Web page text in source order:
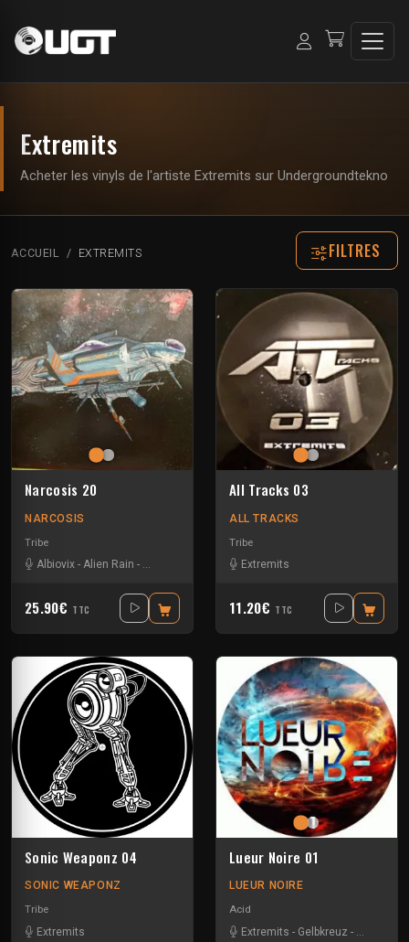
Extremits
Acheter les vinyls de l'artiste Extremits sur Undergroundtekno
ACCUEIL EXTREMITS FILTRES
Narcosis 20
NARCOSIS
Tribe
Albiovix - Alien Rain - Anticore C.ysme- Citron Head
25.90€ TTC
All Tracks 03
ALL TRACKS
Tribe
Extremits
11.20€ TTC
Sonic Weaponz 04
SONIC WEAPONZ
Tribe
Extremits
Lueur Noire 01
LUEUR NOIRE
Acid
Extremits - Gelbkreuz -